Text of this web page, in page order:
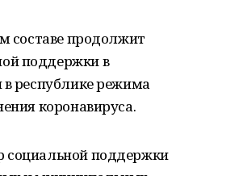
составе продолжит
поддержки в
в республике режима
коронавируса.
социальной поддержки